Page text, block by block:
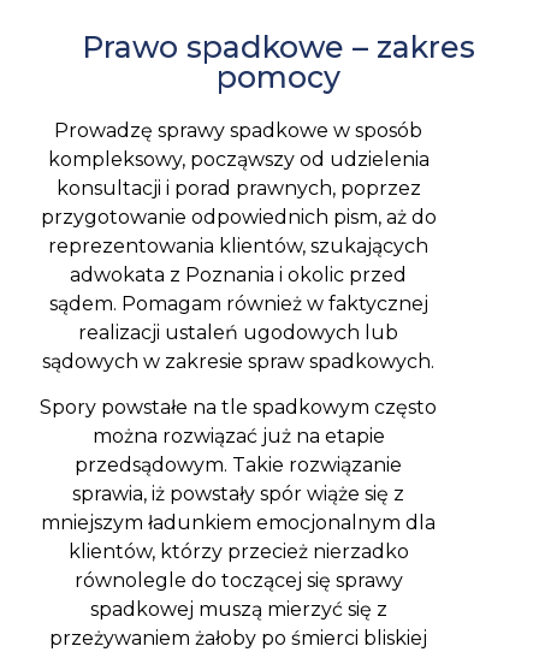
Prawo spadkowe – zakres
pomocy
Prowadzę sprawy spadkowe w sposób
kompleksowy, począwszy od udzielenia
konsultacji i porad prawnych, poprzez
przygotowanie odpowiednich pism, aż do
reprezentowania klientów, szukających
adwokata z Poznania i okolic przed
sądem. Pomagam również w faktycznej
realizacji ustaleń ugodowych lub
sądowych w zakresie spraw spadkowych.
Spory powstałe na tle spadkowym często
można rozwiązać już na etapie
przedsądowym. Takie rozwiązanie
sprawia, iż powstały spór wiąże się z
mniejszym ładunkiem emocjonalnym dla
klientów, którzy przecież nierzadko
równolegle do toczącej się sprawy
spadkowej muszą mierzyć się z
przeżywaniem żałoby po śmierci bliskiej